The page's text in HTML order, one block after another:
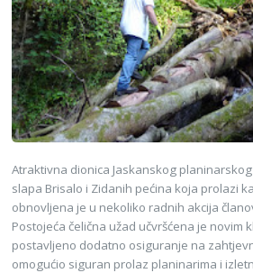
Atraktivna dionica Jaskanskog
slapa Brisalo i Zidanih pećina koja prolazi
obnovljena je u nekoliko radnih akcija
Postojeća čelična užad učvršćena je novim
postavljeno dodatno osiguranje na
omogućio siguran prolaz planinarima i